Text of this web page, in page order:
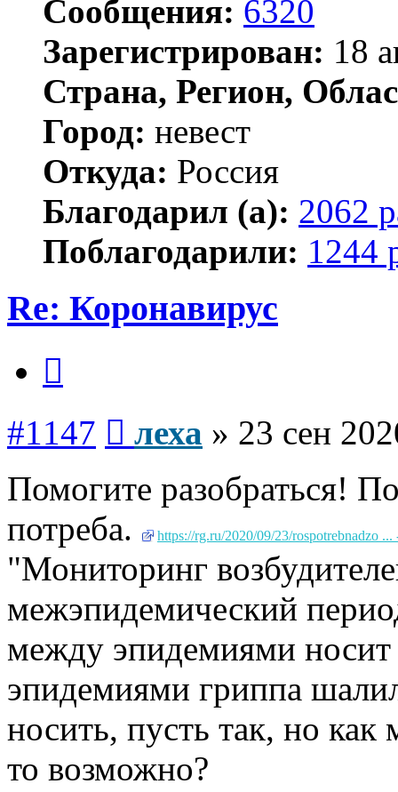
Сообщения: 6320
Зарегистрирован: 18
Страна, Регион,
Город: невест
Откуда: Россия
Благодарил (а): 2062
Поблагодарили: 1244
Re: Коронавирус
#1147 леха » 23 сен
Помогите разобраться!
потреба.
https://rg.ru/2020/09/23/rospotrebnadzo ...
"Мониторинг
межэпидемический
между эпидемиями
эпидемиями гриппа
носить, пусть так, но
то возможно?